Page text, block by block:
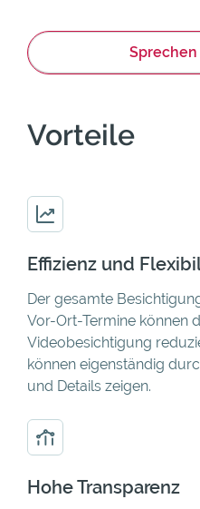
Sprechen
Vorteile
Effizienz und
Der gesamte
Vor-Ort-Termine können
Videobesichtigung
können eigenständig
und Details zeigen.
Hohe Transparenz